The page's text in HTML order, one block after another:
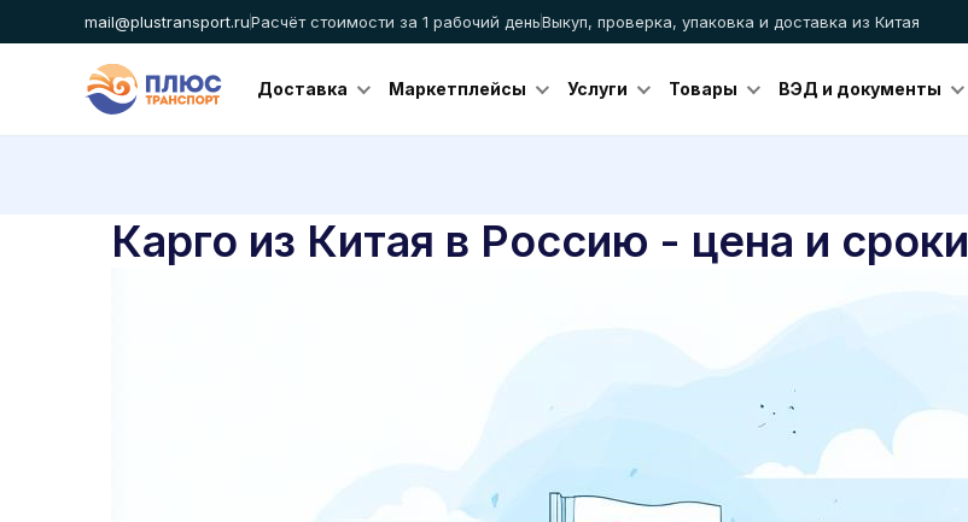
mail@plustransport.ruРасчёт стоимости за 1 рабочий деньВыкуп, проверка, упаковка и доставка из Китая
Доставка Маркетплейсы Услуги Товары ВЭД и документы
Карго из Китая в Россию - цена и сроки